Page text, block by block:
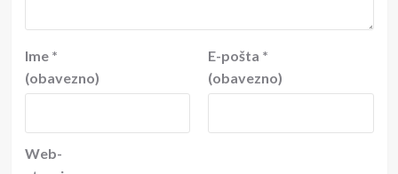
Ime *
(obavezno)
E-pošta *
(obavezno)
Web-